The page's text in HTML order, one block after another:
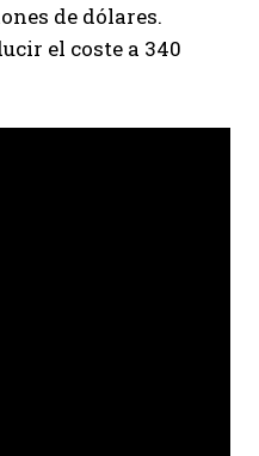
de dólares.
el coste a 340